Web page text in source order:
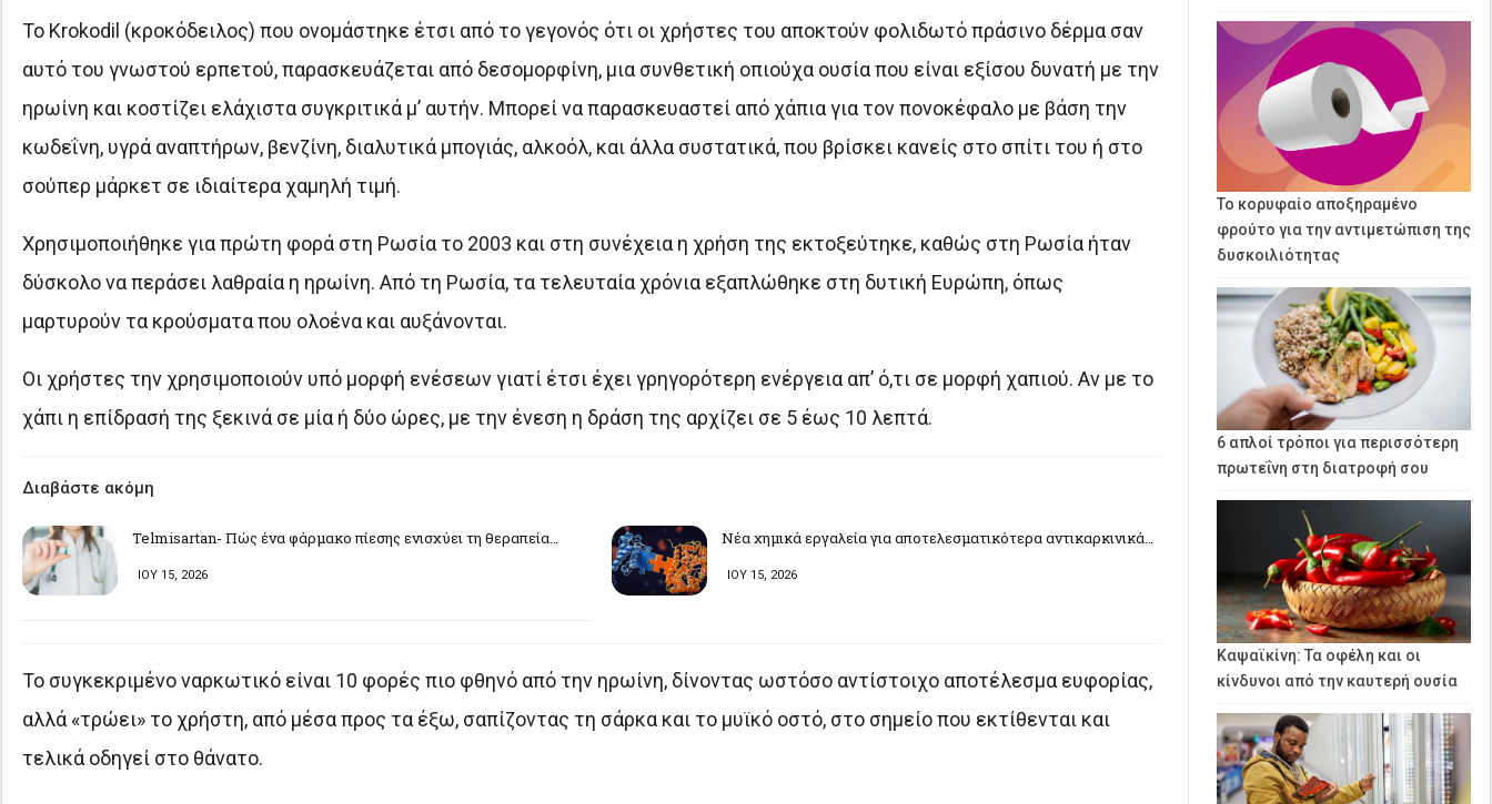
Το Κrokodil (κροκόδειλος) που ονομάστηκε έτσι από το γεγονός ότι οι χρήστες του αποκτούν φολιδωτό πράσινο δέρμα σαν
αυτό του γνωστού ερπετού, παρασκευάζεται από δεσομορφίνη, μια συνθετική οπιούχα ουσία που είναι εξίσου δυνατή με την
ηρωίνη και κοστίζει ελάχιστα συγκριτικά μ’ αυτήν. Μπορεί να παρασκευαστεί από χάπια για τον πονοκέφαλο με βάση την
κωδεΐνη, υγρά αναπτήρων, βενζίνη, διαλυτικά μπογιάς, αλκοόλ, και άλλα συστατικά, που βρίσκει κανείς στο σπίτι του ή στο
σούπερ μάρκετ σε ιδιαίτερα χαμηλή τιμή.
Χρησιμοποιήθηκε για πρώτη φορά στη Ρωσία το 2003 και στη συνέχεια η χρήση της εκτοξεύτηκε, καθώς στη Ρωσία ήταν
δύσκολο να περάσει λαθραία η ηρωίνη. Από τη Ρωσία, τα τελευταία χρόνια εξαπλώθηκε στη δυτική Ευρώπη, όπως
μαρτυρούν τα κρούσματα που ολοένα και αυξάνονται.
Οι χρήστες την χρησιμοποιούν υπό μορφή ενέσεων γιατί έτσι έχει γρηγορότερη ενέργεια απ’ ό,τι σε μορφή χαπιού. Αν με το
χάπι η επίδρασή της ξεκινά σε μία ή δύο ώρες, με την ένεση η δράση της αρχίζει σε 5 έως 10 λεπτά.
Διαβάστε ακόμη
Telmisartan- Πώς ένα φάρμακο πίεσης ενισχύει τη θεραπεία…
ΙΟΥ 15, 2026
Νέα χημικά εργαλεία για αποτελεσματικότερα αντικαρκινικά…
ΙΟΥ 15, 2026
Το συγκεκριμένο ναρκωτικό είναι 10 φορές πιο φθηνό από την ηρωίνη, δίνοντας ωστόσο αντίστοιχο αποτέλεσμα ευφορίας,
αλλά «τρώει» το χρήστη, από μέσα προς τα έξω, σαπίζοντας τη σάρκα και το μυϊκό οστό, στο σημείο που εκτίθενται και
τελικά οδηγεί στο θάνατο.
Το κορυφαίο αποξηραμένο
φρούτο για την αντιμετώπιση της
δυσκοιλιότητας
6 απλοί τρόποι για περισσότερη
πρωτεΐνη στη διατροφή σου
Καψαϊκίνη: Τα οφέλη και οι
κίνδυνοι από την καυτερή ουσία